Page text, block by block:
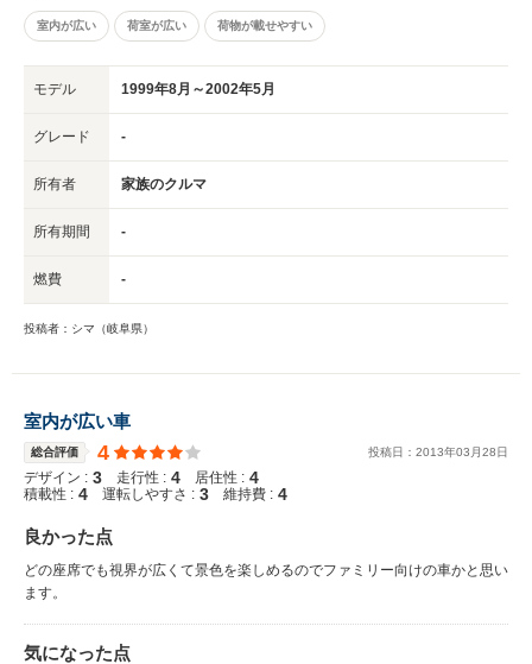
室内が広い 荷室が広い 荷物が載せやすい
モデル 1999年8月～2002年5月
グレード -
所有者 家族のクルマ
所有期間 -
燃費 -
投稿者：シマ（岐阜県）
室内が広い車
総合評価 4 投稿日： 2013年03 月28日
デザイン : 3 走行性 : 4 居住性 : 4
積載性 : 4 運転しやすさ : 3 維持費 : 4
良かった点
どの座席でも視界が広くて景色を楽しめるのでファミリー向けの車かと思い
ます。
気になった点